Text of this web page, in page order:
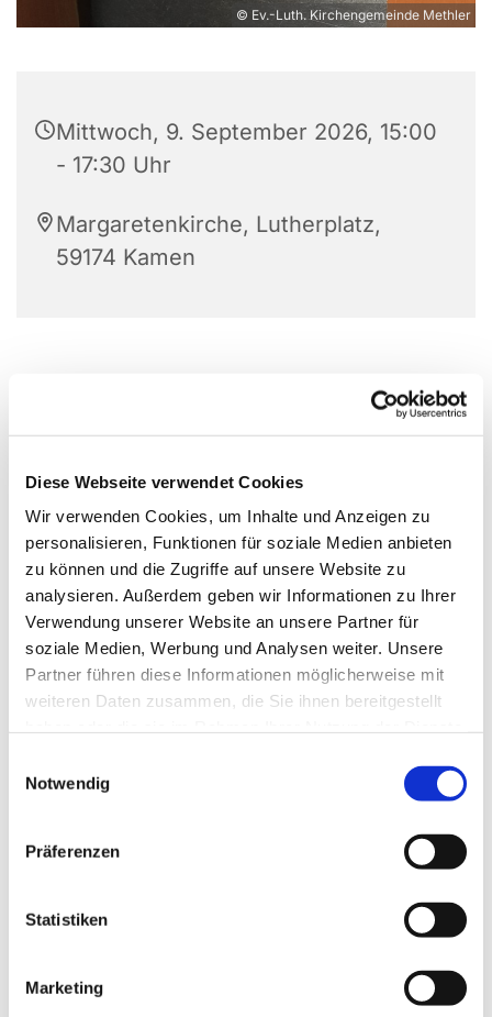
Diese Webseite verwendet Cookies
Wir verwenden Cookies, um Inhalte und Anzeigen zu
personalisieren, Funktionen für soziale Medien anbieten
zu können und die Zugriffe auf unsere Website zu
analysieren. Außerdem geben wir Informationen zu Ihrer
Verwendung unserer Website an unsere Partner für
soziale Medien, Werbung und Analysen weiter. Unsere
Partner führen diese Informationen möglicherweise mit
weiteren Daten zusammen, die Sie ihnen bereitgestellt
Notwendig
Präferenzen
Statistiken
Marketing
© Ev.-Luth. Kirchengemeinde Methler
Mittwoch, 9. September 2026, 15:00
- 17:30 Uhr
Margaretenkirche, Lutherplatz,
59174 Kamen